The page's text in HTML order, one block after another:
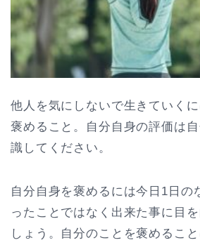
他人を気にしないで生きていく
褒めること。自分自身の評価は
識してください。
自分自身を褒めるには今日1日の
ったことではなく出来た事に目
しょう。自分のことを褒めるこ